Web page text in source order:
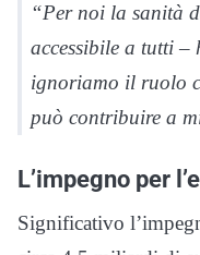
“Per noi la sanità
accessibile a tutti –
ignoriamo il ruolo
può contribuire a
L’impegno per
Significativo